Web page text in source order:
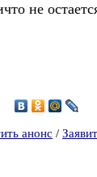
не
анонс /